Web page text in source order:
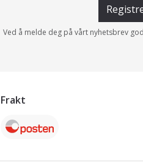
Ved å melde deg på vårt nyhetsbrev
Frakt